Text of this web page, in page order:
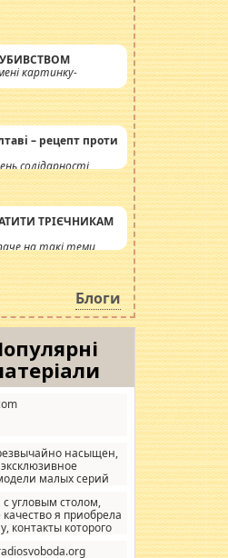
картинку-
– рецепт проти
солідарності
ТРІЄЧНИКАМ
на такі теми,
сьогоднішні
питання.
соціальна
Блоги
насыщен,
малых серий
формы, в MebelOk,
все в порядке,
мебель, а это не
с угловым столом,
я приобрела
контакты которого